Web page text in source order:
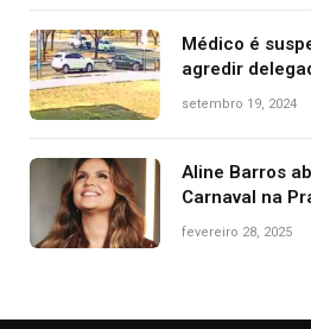
Médico é
agredir
durante
setembro 19, 2024
Aline Barros
Carnaval na
nesta sexta-
fevereiro 28, 2025